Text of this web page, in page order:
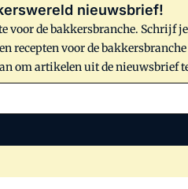
nieuwsbrief!
voor de bakkersbranche. Schrijf
recepten voor de
om artikelen uit de nieuwsbrief